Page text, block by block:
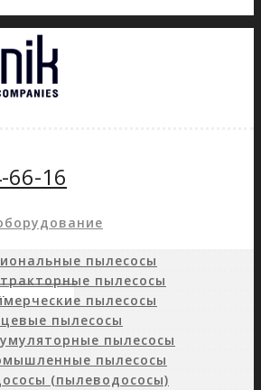
16
пылесосы
пылесосы
пылесосы
пылесосы
пылесосы
пылесосы
(пылеводососы)